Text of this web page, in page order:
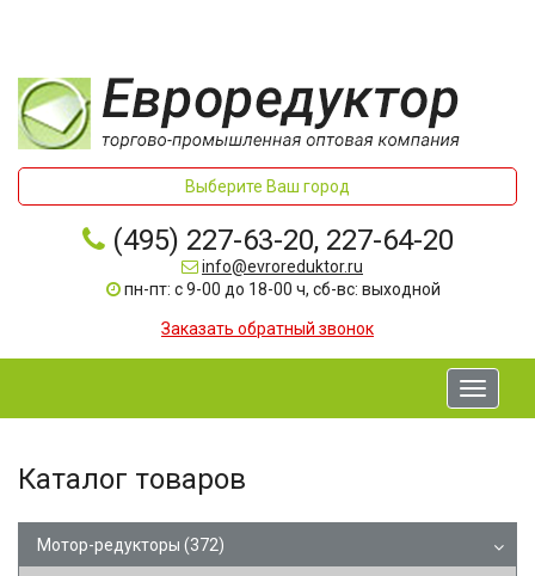
Выберите Ваш город
(495) 227-63-20, 227-64-20
info@evroreduktor.ru
пн-пт: с 9-00 до 18-00 ч, сб-вс: выходной
Заказать обратный звонок
Toggle
Каталог товаров
Мотор-редукторы (372)